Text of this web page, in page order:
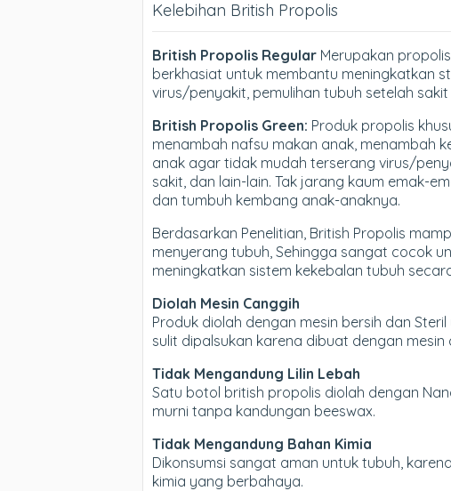
Kelebihan British Propolis
British Propolis Regular Merupakan
berkhasiat untuk membantu meningkatkan
virus/penyakit, pemulihan tubuh setelah sakit
British Propolis Green: Produk propolis
menambah nafsu makan anak, menambah
anak agar tidak mudah terserang virus/
sakit, dan lain-lain. Tak jarang kaum emak-
dan tumbuh kembang anak-anaknya.
Berdasarkan Penelitian, British Propolis
menyerang tubuh, Sehingga sangat cocok
meningkatkan sistem kekebalan tubuh
Diolah Mesin Canggih
Produk diolah dengan mesin bersih dan
sulit dipalsukan karena dibuat dengan mesin
Tidak Mengandung Lilin Lebah
Satu botol british propolis diolah dengan
murni tanpa kandungan beeswax.
Tidak Mengandung Bahan Kimia
Dikonsumsi sangat aman untuk tubuh,
kimia yang berbahaya.